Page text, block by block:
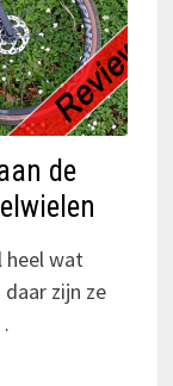
de
heel wat
zijn ze